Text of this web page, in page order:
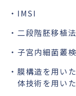
IMSI
二段階胚移植法
子宮内細菌叢
膜構造を用い
体技術を用い